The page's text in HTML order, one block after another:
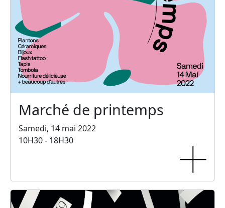
Marché de printemps
Samedi, 14 mai 2022
10H30 - 18H30